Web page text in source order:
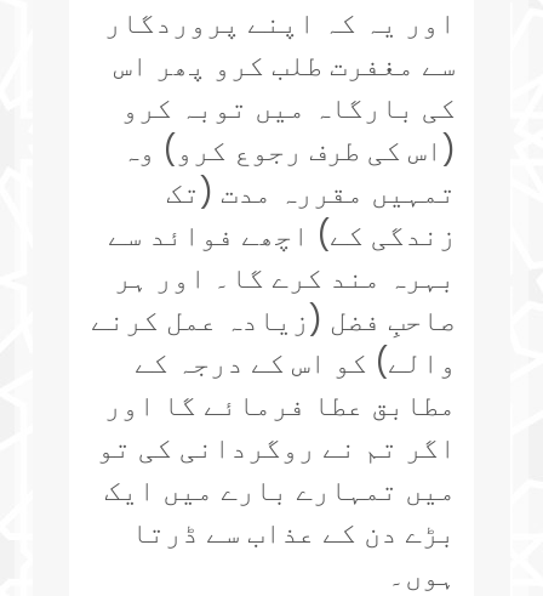
اور یہ کہ اپنے پروردگار
سے مغفرت طلب کرو پھر اس
کی بارگاہ میں توبہ کرو
(اس کی طرف رجوع کرو) وہ
تمہیں مقررہ مدت (تک
زندگی کے) اچھے فوائد سے
بہرہ مند کرے گا۔ اور ہر
صاحبِ فضل (زیادہ عمل کرنے
والے) کو اس کے درجہ کے
مطابق عطا فرمائے گا اور
اگر تم نے روگردانی کی تو
میں تمہارے بارے میں ایک
بڑے دن کے عذاب سے ڈرتا
ہوں۔